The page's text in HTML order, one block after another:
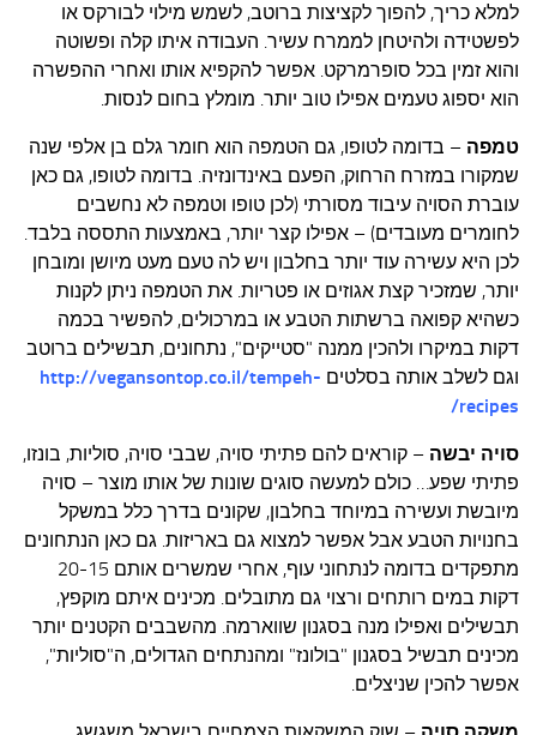
למלא כריך, להפוך לקציצות ברוטב, לשמש מילוי לבורקס או
לפשטידה ולהיטחן לממרח עשיר. העבודה איתו קלה ופשוטה
והוא זמין בכל סופרמרקט. אפשר להקפיא אותו ואחרי ההפשרה
הוא יספוג טעמים אפילו טוב יותר. מומלץ בחום לנסות.
טמפה – בדומה לטופו, גם הטמפה הוא חומר גלם בן אלפי שנה
שמקורו במזרח הרחוק, הפעם באינדונזיה. בדומה לטופו, גם כאן
עוברת הסויה עיבוד מסורתי (לכן טופו וטמפה לא נחשבים
לחומרים מעובדים) – אפילו קצר יותר, באמצעות התססה בלבד.
לכן היא עשירה עוד יותר בחלבון ויש לה טעם מעט מיושן ומובחן
יותר, שמזכיר קצת אגוזים או פטריות. את הטמפה ניתן לקנות
כשהיא קפואה ברשתות הטבע או במרכולים, להפשיר בכמה
דקות במיקרו ולהכין ממנה "סטייקים", נתחונים, תבשילים ברוטב
וגם לשלב אותה בסלטים http://vegansontop.co.il/tempeh-
recipes/
סויה יבשה – קוראים להם פתיתי סויה, שבבי סויה, סוליות, בונזו,
פתיתי שפע… כולם למעשה סוגים שונות של אותו מוצר – סויה
מיובשת ועשירה במיוחד בחלבון, שקונים בדרך כלל במשקל
בחנויות הטבע אבל אפשר למצוא גם באריזות. גם כאן הנתחונים
מתפקדים בדומה לנתחוני עוף, אחרי שמשרים אותם 20-15
דקות במים רותחים ורצוי גם מתובלים. מכינים איתם מוקפץ,
תבשילים ואפילו מנה בסגנון שווארמה. מהשבבים הקטנים יותר
מכינים תבשיל בסגנון "בולונז" ומהנתחים הגדולים, ה"סוליות",
אפשר להכין שניצלים.